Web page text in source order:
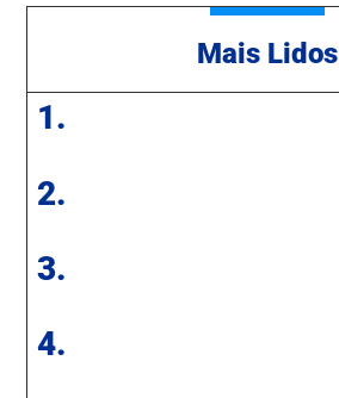
Mais Lidos
1.
2.
3.
4.